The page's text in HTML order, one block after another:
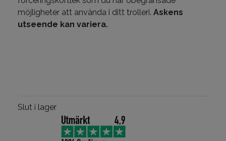
möjligheter att använda i ditt trolleri. Askens
utseende kan variera.
Slut i lager